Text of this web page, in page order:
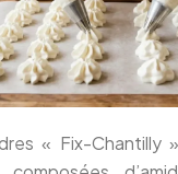
« Fix-Chantilly